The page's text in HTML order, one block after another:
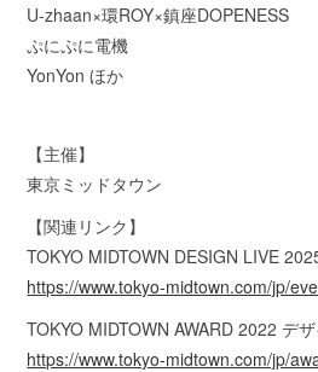
U-zhaan×環ROY×鎮座DOPENESS
ぷにぷに電機
YonYon ほか
【主催】
東京ミッドタウン
【関連リンク】
TOKYO MIDTOWN DESIGN LIVE
https://www.tokyo-midtown.com/jp/
TOKYO MIDTOWN AWARD 2022 デ
https://www.tokyo-midtown.com/jp/